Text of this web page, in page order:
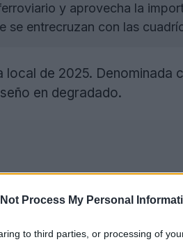
Not Process My Personal
to third parties, or processing of
y aprovecha la
se entrecruzan con las
local de 2025.
en degradado.